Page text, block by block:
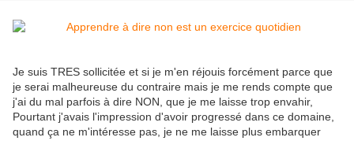
Je suis TRES sollicitée et si je m'en réjouis forcément parce que
je serai malheureuse du contraire mais je me rends compte que
j'ai du mal parfois à dire NON, que je me laisse trop envahir,
Pourtant j'avais l'impression d'avoir progressé dans ce domaine,
quand ça ne m'intéresse pas, je ne me laisse plus embarquer